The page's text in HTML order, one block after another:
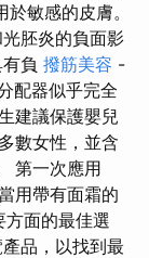
敏感的皮膚。
胚炎的負面影
負 撥筋美容 -
配器似乎完全
建議保護嬰兒
數女性，並含
第一次應用
用帶有面霜的
方面的最佳選
品，以找到最